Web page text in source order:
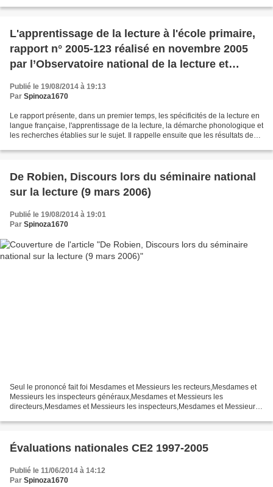
L'apprentissage de la lecture à l'école primaire,
rapport n° 2005-123 réalisé en novembre 2005
par l’Observatoire national de la lecture et
Publié le 19/08/2014 à 19:13
Par Spinoza1670
Le rapport présente, dans un premier temps, les spécificités de la lecture en
langue française, l'apprentissage de la lecture, la démarche phonologique et
les recherches établies sur le sujet. Il rappelle ensuite que les résultats des
De Robien, Discours lors du séminaire national
sur la lecture (9 mars 2006)
Publié le 19/08/2014 à 19:01
Par Spinoza1670
Seul le prononcé fait foi Mesdames et Messieurs les recteurs,Mesdames et
Messieurs les inspecteurs généraux,Mesdames et Messieurs les
directeurs,Mesdames et Messieurs les inspecteurs,Mesdames et Messieurs,
Évaluations nationales CE2 1997-2005
Publié le 11/06/2014 à 14:12
Par Spinoza1670